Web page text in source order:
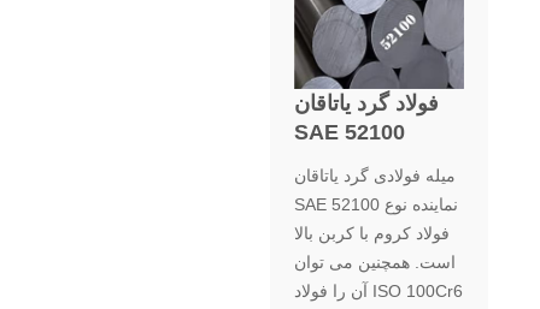
فولاد گرد یاتاقان
SAE 52100
میله فولادی گرد یاتاقان
SAE 52100 نماینده نوع
فولاد کروم با کربن بالا
است. همچنین می توان
آن را فولاد ISO 100Cr6